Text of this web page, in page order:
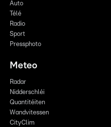
Auto
Télé
Radio
Sport
Pressphoto
Meteo
Radar
Nidderschléi
Quantitéiten
Wandvitessen
CityClim